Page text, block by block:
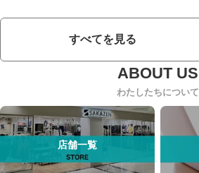
すべてを見る
わたしたちについて
店舗一覧